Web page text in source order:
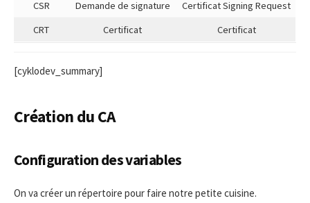
CSR
Demande de signature
Certificat Signing Request
CRT
Certificat Certificat
[cyklodev_summary]
Création du CA
Configuration des variables
On va créer un répertoire pour faire notre petite cuisine.